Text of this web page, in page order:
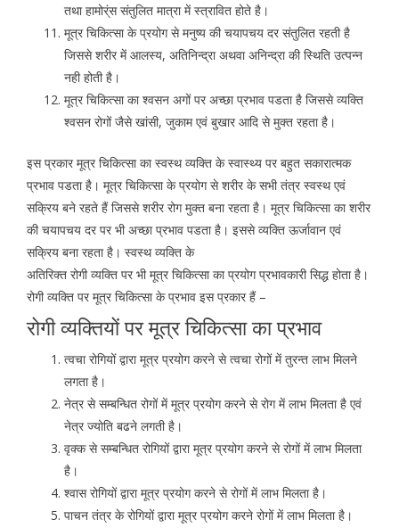
तथा हामोर्ंस संतुलित मात्रा में स्त्रावित होते है।
मूत्र चिकित्सा के प्रयोग से मनुष्य की चयापचय दर संतुलित रहती है
जिससे शरीर में आलस्य, अतिनिन्द्रा अथवा अनिन्द्रा की स्थिति उत्पन्न
नही होती है।
मूत्र चिकित्सा का श्वसन अगों पर अच्छा प्रभाव पडता है जिससे व्यक्ति
श्वसन रोगों जैसे खांसी, जुकाम एवं बुखार आदि से मुक्त रहता है।
इस प्रकार मूत्र चिकित्सा का स्वस्थ व्यक्ति के स्वास्थ्य पर बहुत सकारात्मक
प्रभाव पडता है। मूत्र चिकित्सा के प्रयोग से शरीर के सभी तंत्र स्वस्थ एवं
सक्रिय बने रहते हैं जिससे शरीर रोग मुक्त बना रहता है। मूत्र चिकित्सा का शरीर
की चयापचय दर पर भी अच्छा प्रभाव पडता है। इससे व्यक्ति ऊर्जावान एवं
सक्रिय बना रहता है। स्वस्थ व्यक्ति के
अतिरिक्त रोगी व्यक्ति पर भी मूत्र चिकित्सा का प्रयोग प्रभावकारी सिद्ध होता है।
रोगी व्यक्ति पर मूत्र चिकित्सा के प्रभाव इस प्रकार हैं –
रोगी व्यक्तियों पर मूत्र चिकित्सा का प्रभाव
त्वचा रोगियों द्वारा मूत्र प्रयोग करने से त्वचा रोगों में तुरन्त लाभ मिलने
लगता है।
नेत्र से सम्बन्धित रोगों में मूत्र प्रयोग करने से रोग में लाभ मिलता है एवं
नेत्र ज्योति बढने लगती है।
वृक्क से सम्बन्धित रोगियों द्वारा मूत्र प्रयोग करने से रोगों में लाभ मिलता
है।
श्वास रोगियों द्वारा मूत्र प्रयोग करने से रोगों में लाभ मिलता है।
पाचन तंत्र के रोगियों द्वारा मूत्र प्रयोग करने रोगों में लाभ मिलता है।